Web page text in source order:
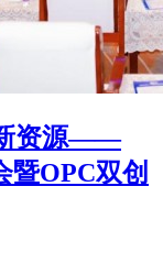
资源——
暨OPC双创